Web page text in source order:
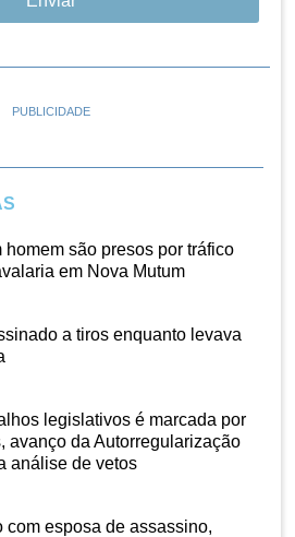
PUBLICIDADE
homem são presos por tráfico
em Nova Mutum
a tiros enquanto levava
legislativos é marcada por
avanço da Autorregularização
análise de vetos
com esposa de assassino,